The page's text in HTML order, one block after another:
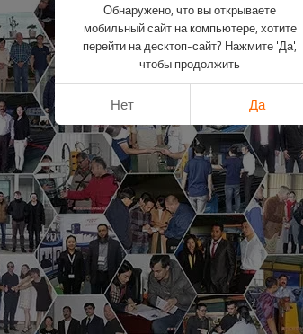
Обнаружено, что вы открываете
мобильный сайт на компьютере, хотите
перейти на десктоп-сайт? Нажмите 'Да',
чтобы продолжить
Нет Да